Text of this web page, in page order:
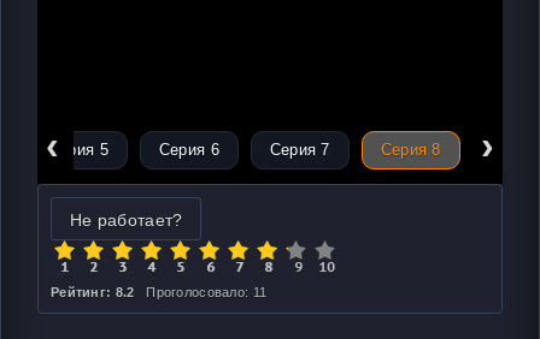
‹
Серия 5 Серия 6 Серия 7 Серия 8 ›
Не работает?
Рейтинг: 8.2 Проголосовало: 11